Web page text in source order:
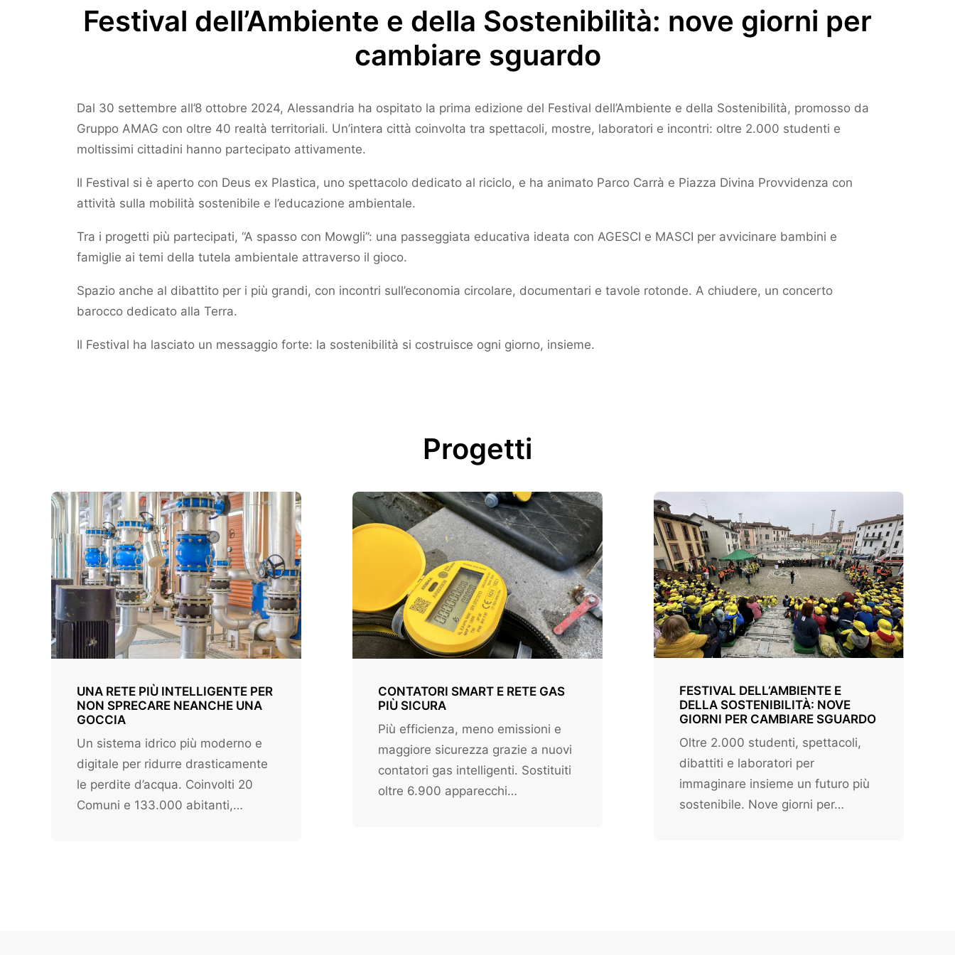
Festival dell’Ambiente e della Sostenibilità: nove giorni per
cambiare sguardo
Dal 30 settembre all’8 ottobre 2024, Alessandria ha ospitato la prima edizione del Festival dell’Ambiente e della Sostenibilità, promosso da
Gruppo AMAG con oltre 40 realtà territoriali. Un’intera città coinvolta tra spettacoli, mostre, laboratori e incontri: oltre 2.000 studenti e
moltissimi cittadini hanno partecipato attivamente.
Il Festival si è aperto con Deus ex Plastica, uno spettacolo dedicato al riciclo, e ha animato Parco Carrà e Piazza Divina Provvidenza con
attività sulla mobilità sostenibile e l’educazione ambientale.
Tra i progetti più partecipati, “A spasso con Mowgli”: una passeggiata educativa ideata con AGESCI e MASCI per avvicinare bambini e
famiglie ai temi della tutela ambientale attraverso il gioco.
Spazio anche al dibattito per i più grandi, con incontri sull’economia circolare, documentari e tavole rotonde. A chiudere, un concerto
barocco dedicato alla Terra.
Il Festival ha lasciato un messaggio forte: la sostenibilità si costruisce ogni giorno, insieme.
Progetti
UNA RETE PIÙ INTELLIGENTE PER
NON SPRECARE NEANCHE UNA
GOCCIA
Un sistema idrico più moderno e
digitale per ridurre drasticamente
le perdite d’acqua. Coinvolti 20
Comuni e 133.000 abitanti,…
CONTATORI SMART E RETE GAS
PIÙ SICURA
Più efficienza, meno emissioni e
maggiore sicurezza grazie a nuovi
contatori gas intelligenti. Sostituiti
oltre 6.900 apparecchi…
FESTIVAL DELL’AMBIENTE E
DELLA SOSTENIBILITÀ: NOVE
GIORNI PER CAMBIARE SGUARDO
Oltre 2.000 studenti, spettacoli,
dibattiti e laboratori per
immaginare insieme un futuro più
sostenibile. Nove giorni per…